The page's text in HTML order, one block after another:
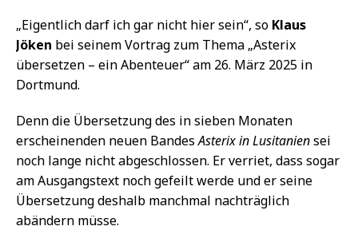
„Eigentlich darf ich gar nicht hier sein“, so Klaus
Jöken bei seinem Vortrag zum Thema „Asterix
übersetzen – ein Abenteuer“ am 26. März 2025 in
Dortmund.
Denn die Übersetzung des in sieben Monaten
erscheinenden neuen BandesAsterix in Lusitaniensei
noch lange nicht abgeschlossen. Er verriet, dass sogar
am Ausgangstext noch gefeilt werde und er seine
Übersetzung deshalb manchmal nachträglich
abändern müsse.